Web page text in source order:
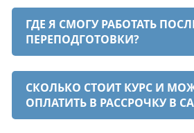
ГДЕ Я СМОГУ РАБОТАТЬ
ПЕРЕПОДГОТОВКИ?
СКОЛЬКО СТОИТ КУРС И
ОПЛАТИТЬ В РАССРОЧКУ В